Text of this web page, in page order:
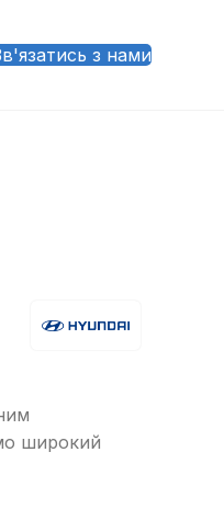
з нами
широкий